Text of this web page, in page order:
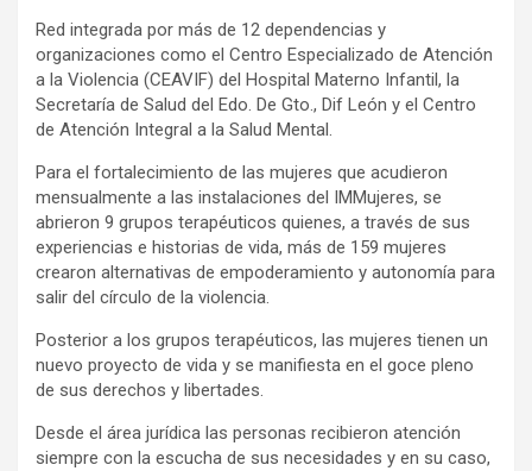
Red integrada por más de 12 dependencias y
organizaciones como el Centro Especializado de Atención
a la Violencia (CEAVIF) del Hospital Materno Infantil, la
Secretaría de Salud del Edo. De Gto., Dif León y el Centro
de Atención Integral a la Salud Mental.
Para el fortalecimiento de las mujeres que acudieron
mensualmente a las instalaciones del IMMujeres, se
abrieron 9 grupos terapéuticos quienes, a través de sus
experiencias e historias de vida, más de 159 mujeres
crearon alternativas de empoderamiento y autonomía para
salir del círculo de la violencia.
Posterior a los grupos terapéuticos, las mujeres tienen un
nuevo proyecto de vida y se manifiesta en el goce pleno
de sus derechos y libertades.
Desde el área jurídica las personas recibieron atención
siempre con la escucha de sus necesidades y en su caso,